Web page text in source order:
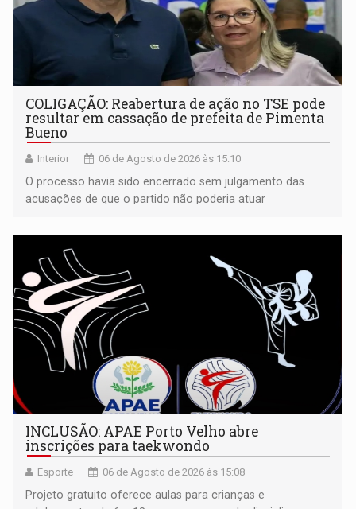
COLIGAÇÃO: Reabertura de ação no TSE pode
resultar em cassação de prefeita de Pimenta
Bueno
Interior 06 de Agosto de 2026 às 15:10
O processo havia sido encerrado sem julgamento das
acusações de que o partido não poderia atuar
INCLUSÃO: APAE Porto Velho abre
inscrições para taekwondo
Esporte 06 de Agosto de 2026 às 15:08
Projeto gratuito oferece aulas para crianças e